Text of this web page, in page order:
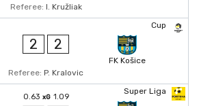
Referee: I. Kružliak
Cup
2 2
FK Košice
Referee: P. Kralovic
Super Liga
0.63 xG 1.09